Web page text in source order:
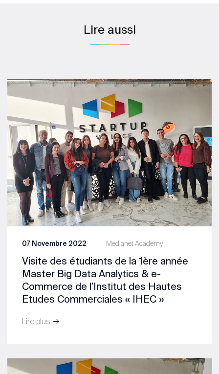
Lire aussi
Medianet Academy
07 Novembre 2022
Visite des étudiants de la 1ère année
Master Big Data Analytics & e-
Commerce de l’Institut des Hautes
Etudes Commerciales « IHEC »
Lire plus